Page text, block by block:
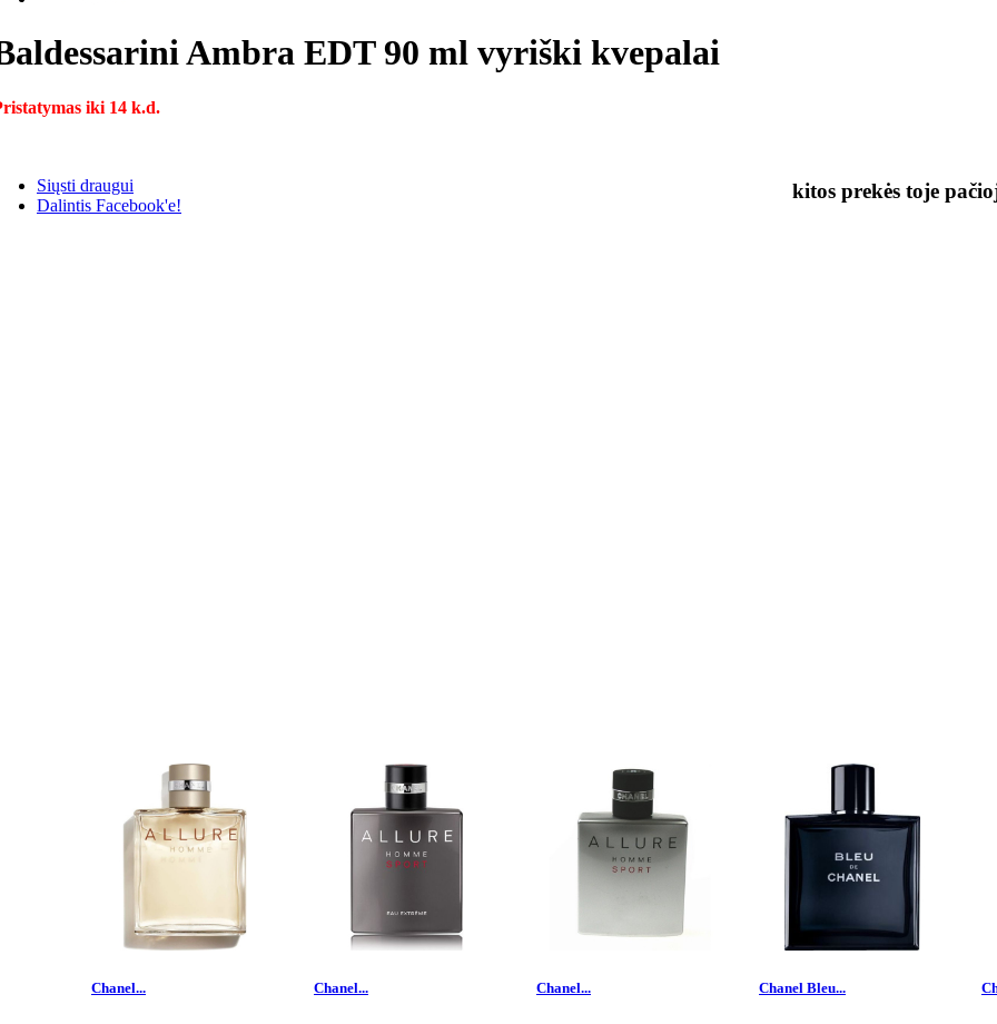
Ambra EDT 90 ml vyriški kvepalai
iki 14 k.d.
Siųsti draugui
Dalintis Facebook'e!
kitos prekės toje
Chanel... Chanel... Chanel... Chanel Bleu...